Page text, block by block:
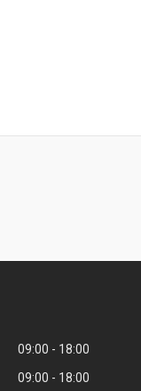
09:00
18:00
09:00
18:00